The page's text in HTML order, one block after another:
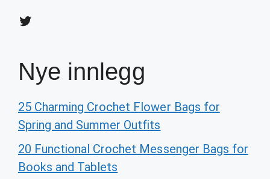
Twitter
Nye innlegg
25 Charming Crochet Flower Bags for
Spring and Summer Outfits
20 Functional Crochet Messenger Bags for
Books and Tablets